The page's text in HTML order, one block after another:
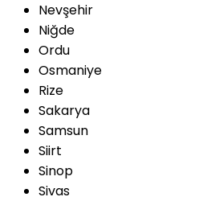
Nevşehir
Niğde
Ordu
Osmaniye
Rize
Sakarya
Samsun
Siirt
Sinop
Sivas